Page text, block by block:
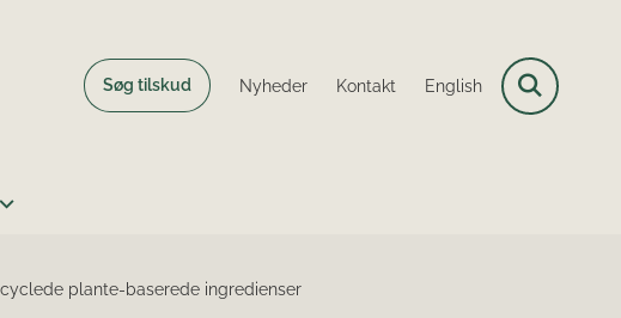
Søg tilskud Nyheder Kontakt English
plante-baserede ingredienser